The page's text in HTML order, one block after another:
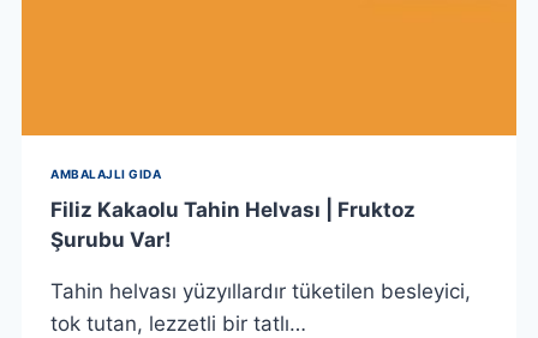
AMBALAJLI GIDA
Filiz Kakaolu Tahin Helvası | Fruktoz
Şurubu Var!
Tahin helvası yüzyıllardır tüketilen besleyici,
tok tutan, lezzetli bir tatlı…